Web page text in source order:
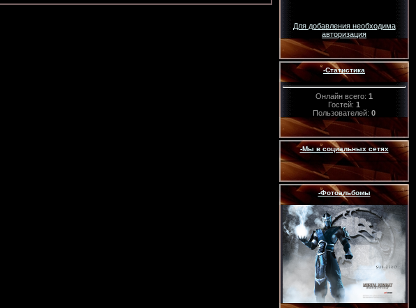
Для добавления необходима
авторизация
-Статистика
Онлайн всего: 1
Гостей: 1
Пользователей: 0
-Мы в социальных сетях
-Фотоальбомы